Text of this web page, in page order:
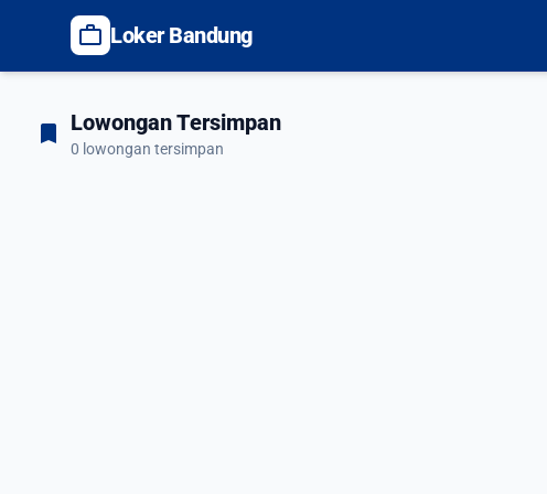
work Loker Bandung
bookmark Lowongan Tersimpan
0 lowongan tersimpan